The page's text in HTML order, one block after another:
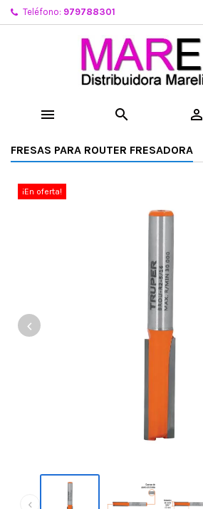
Teléfono: 979788301
  
FRESAS PARA ROUTER FRESADORA
¡En oferta!
‹
‹